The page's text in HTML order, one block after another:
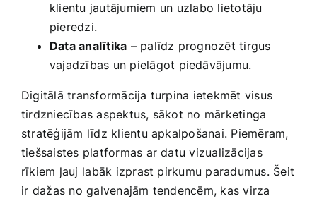
klientu jautājumiem ⁤un uzlabo lietotāju
pieredzi.
Data analītika – palīdz ‍prognozēt tirgus
‍vajadzības ​un pielāgot​ piedāvājumu.
Digitālā transformācija turpina ietekmēt visus
tirdzniecības aspektus, sākot no mārketinga
stratēģijām līdz klientu apkalpošanai. Piemēram,​
tiešsaistes platformas ar datu vizualizācijas⁢
rīkiem ļauj ⁣labāk izprast pirkumu paradumus. Šeit
⁢ir dažas no galvenajām tendencēm, ‌kas virza